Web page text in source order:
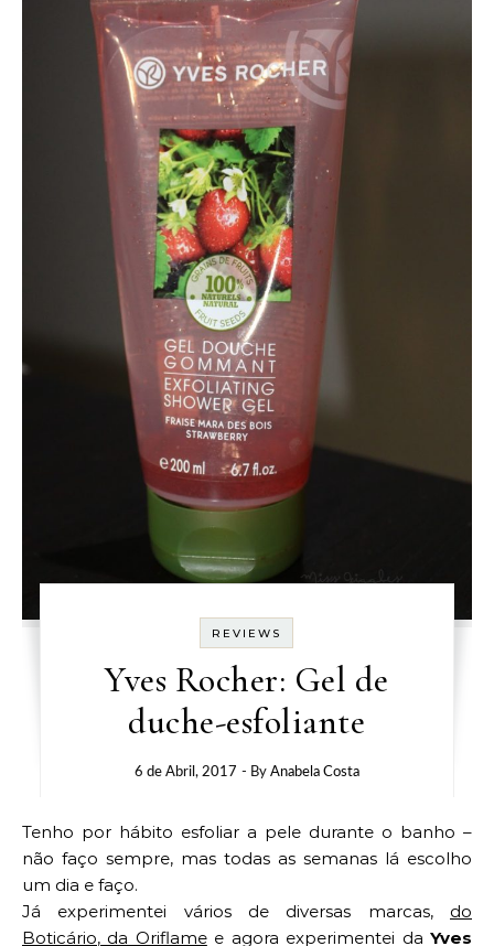
REVIEWS
Yves Rocher: Gel de
duche-esfoliante
6 de Abril, 2017 - By Anabela Costa
Tenho por hábito esfoliar a pele durante o banho –
não faço sempre, mas todas as semanas lá escolho
um dia e faço.
Já experimentei vários de diversas marcas, do
Boticário, da Oriflamee agora experimentei daYves